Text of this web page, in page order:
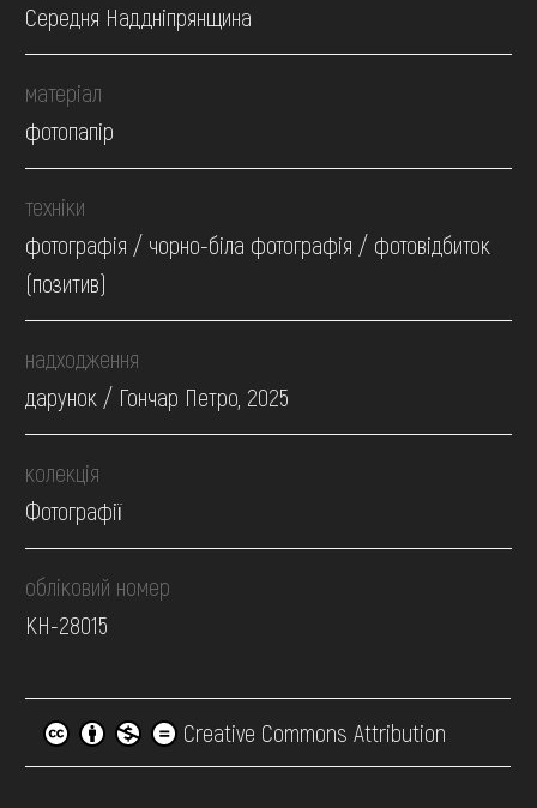
Середня Наддніпрянщина
матеріал
фотопапір
техніки
фотографія / чорно-біла фотографія / фотовідбиток
(позитив)
надходження
дарунок / Гончар Петро, 2025
колекція
Фотографії
обліковий номер
КН-28015
Creative Commons Attribution